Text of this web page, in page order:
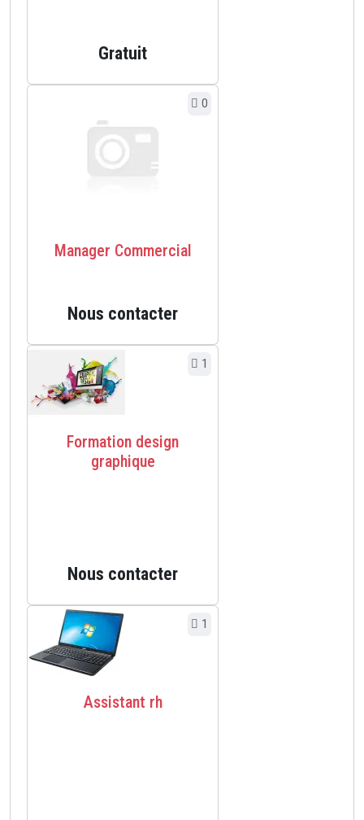
Gratuit
0
Manager Commercial
Nous contacter
1
Formation design
graphique
Nous contacter
1
Assistant rh